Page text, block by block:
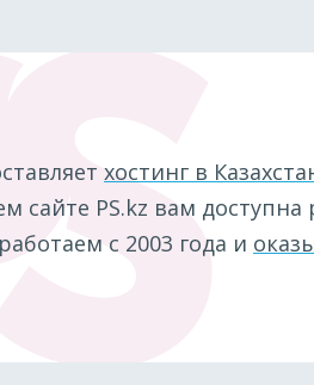
хостинг в
сайте PS.kz вам доступна
с 2003 года и